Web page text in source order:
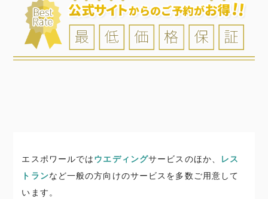
エスポワールではウエディングサービスのほか、 レス
トランなど一般の方向けのサービスを多数ご用意して
います。